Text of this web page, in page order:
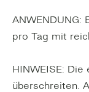
ANWENDUNG:
pro Tag mit
HINWEISE:
überschreiten.